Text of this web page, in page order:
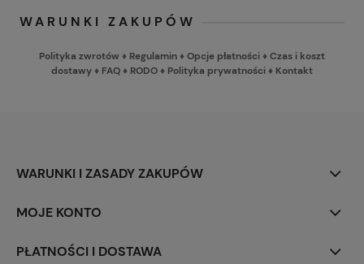
WARUNKI ZAKUPÓW
Polityka zwrotów ♦ Regulamin♦Opcje płatności♦Czas i koszt
dostawy♦ FAQ♦ RODO♦ Polityka prywatności♦ Kontakt
WARUNKI I ZASADY ZAKUPÓW
MOJE KONTO
PŁATNOŚCI I DOSTAWA